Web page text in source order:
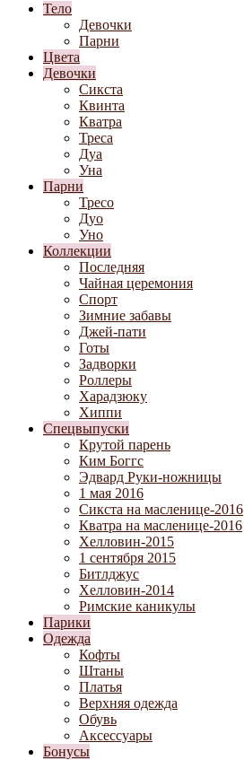
Тело
Девочки
Парни
Цвета
Девочки
Сикста
Квинта
Кватра
Треса
Дуа
Уна
Парни
Тресо
Дуо
Уно
Коллекции
Последняя
Чайная церемония
Спорт
Зимние забавы
Джей-пати
Готы
Задворки
Роллеры
Харадзюку
Хиппи
Спецвыпуски
Крутой парень
Ким Боггс
Эдвард Руки-ножницы
1 мая 2016
Сикста на масленице-2016
Кватра на масленице-2016
Хелловин-2015
1 сентября 2015
Битлджус
Хелловин-2014
Римские каникулы
Парики
Одежда
Кофты
Штаны
Платья
Верхняя одежда
Обувь
Аксессуары
Бонусы